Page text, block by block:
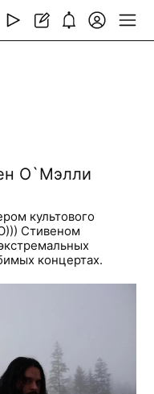
О`Мэлли
культового
Стивеном
концертах.